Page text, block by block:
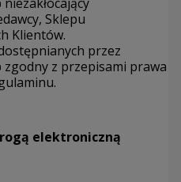
Sklepu
Klientów.
przez
zgodny z przepisami prawa
elektroniczną